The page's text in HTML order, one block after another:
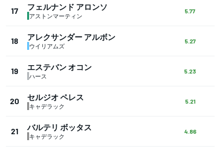
17 フェルナンド アロンソ
アストンマーティン
5.77
18 アレクサンダー アルボン
ウイリアムズ
5.27
19 エステバン オコン
ハース
5.23
20 セルジオ ペレス
キャデラック
5.21
21 バルテリ ボッタス
キャデラック
4.86